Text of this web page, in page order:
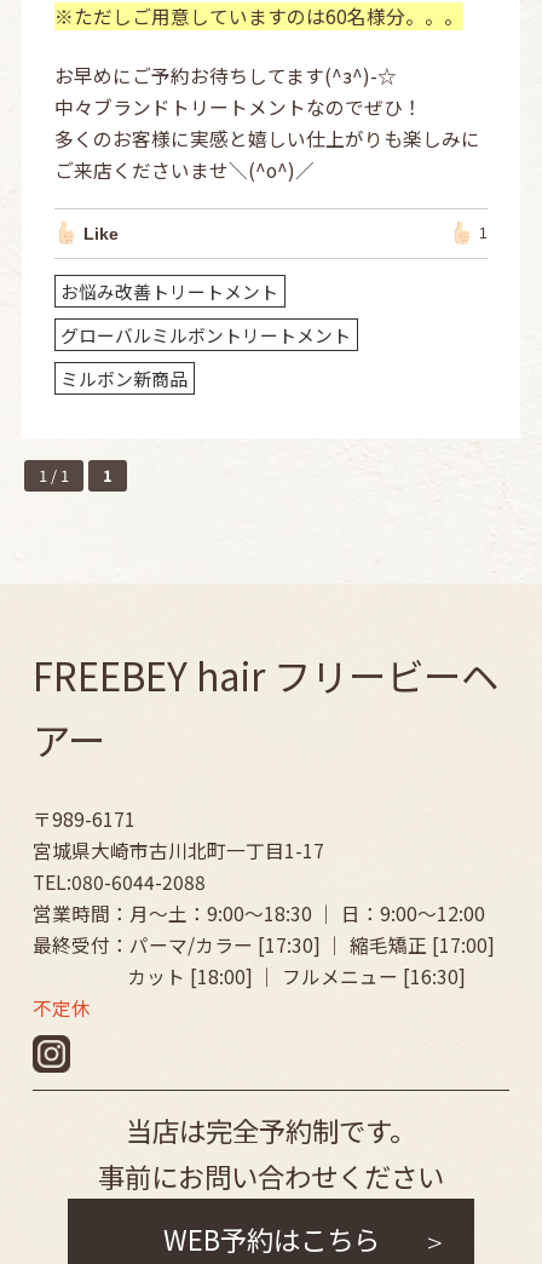
※ただしご用意していますのは60名様分。。。
お早めにご予約お待ちしてます(^з^)-☆
中々ブランドトリートメントなのでぜひ！
多くのお客様に実感と嬉しい仕上がりも楽しみに
ご来店くださいませ＼(^o^)／
Like 1
お悩み改善トリートメント
グローバルミルボントリートメント
ミルボン新商品
1 / 1 1
FREEBEY hair フリービーヘ
アー
〒989-6171
宮城県大崎市古川北町一丁目1-17
TEL:080-6044-2088
営業時間：月～土：9:00〜18:30 ｜ 日：9:00〜12:00
最終受付：パーマ/カラー [17:30] ｜ 縮毛矯正 [17:00]
カット [18:00] ｜ フルメニュー [16:30]
不定休
当店は完全予約制です。
事前にお問い合わせください
WEB予約はこちら